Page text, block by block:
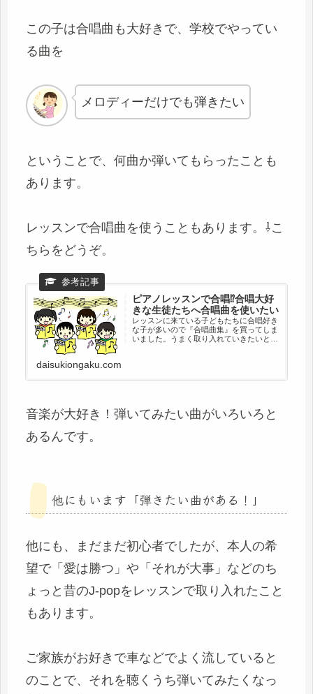
この子は合唱曲も大好きで、学校でやってい
る曲を
メロディーだけでも弾きたい
ということで、何曲か弾いてもらったことも
あります。
レッスンで合唱曲を使うこともあります。⇩こ
ちらをどうぞ。
ピアノレッスンで合唱⁉合唱大好
きな生徒たちへ合唱曲を使いたい
レッスンに来ている子どもたちに合唱好き
な子が多いので『合唱曲集』を買ってしま
いました。うまく取り入れていきたいと思
daisukiongaku.com
音楽が大好き！弾いてみたい曲がいろいろと
あるんです。
他にもいます「弾きたい曲がある！」
他にも、まだまだ初心者でしたが、本人の希
望で「愛は勝つ」や「それが大事」などのち
ょっと昔のJ-popをレッスンで取り入れたこと
もあります。
ご家族がお好きで車などでよく流していると
のことで、それを聴くうち弾いてみたくなっ